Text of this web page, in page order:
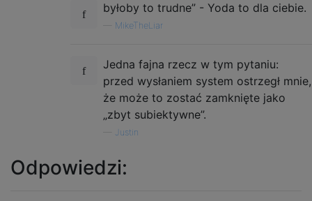
byłoby to trudne” - Yoda to dla ciebie.
MikeTheLiar
Jedna fajna rzecz w tym pytaniu:
przed wysłaniem system ostrzegł mnie,
że może to zostać zamknięte jako
„zbyt subiektywne”.
Justin
Odpowiedzi: